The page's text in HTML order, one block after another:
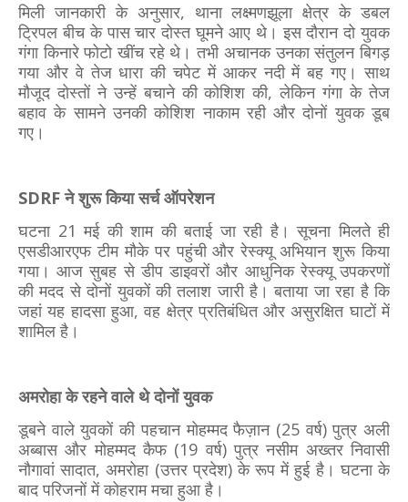
मिली जानकारी के अनुसार, थाना लक्ष्मणझूला क्षेत्र के डबल
ट्रिपल बीच के पास चार दोस्त घूमने आए थे। इस दौरान दो युवक
गंगा किनारे फोटो खींच रहे थे। तभी अचानक उनका संतुलन बिगड़
गया और वे तेज धारा की चपेट में आकर नदी में बह गए। साथ
मौजूद दोस्तों ने उन्हें बचाने की कोशिश की, लेकिन गंगा के तेज
बहाव के सामने उनकी कोशिश नाकाम रही और दोनों युवक डूब
गए।
SDRF ने शुरू किया सर्च ऑपरेशन
घटना 21 मई की शाम की बताई जा रही है। सूचना मिलते ही
एसडीआरएफ टीम मौके पर पहुंची और रेस्क्यू अभियान शुरू किया
गया। आज सुबह से डीप डाइवरों और आधुनिक रेस्क्यू उपकरणों
की मदद से दोनों युवकों की तलाश जारी है। बताया जा रहा है कि
जहां यह हादसा हुआ, वह क्षेत्र प्रतिबंधित और असुरक्षित घाटों में
शामिल है।
अमरोहा के रहने वाले थे दोनों युवक
डूबने वाले युवकों की पहचान मोहम्मद फैज़ान (25 वर्ष) पुत्र अली
अब्बास और मोहम्मद कैफ (19 वर्ष) पुत्र नसीम अख्तर निवासी
नौगावां सादात, अमरोहा (उत्तर प्रदेश) के रूप में हुई है। घटना के
बाद परिजनों में कोहराम मचा हुआ है।